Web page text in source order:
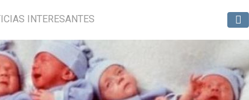
INTERESANTES